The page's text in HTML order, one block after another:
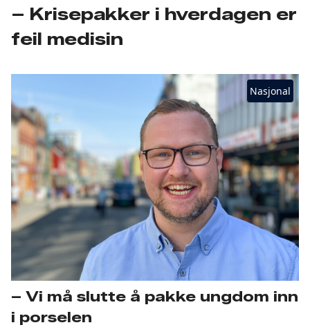
– Krisepakker i hverdagen er
feil medisin
Nasjonal
– Vi må slutte å pakke ungdom inn
i porselen